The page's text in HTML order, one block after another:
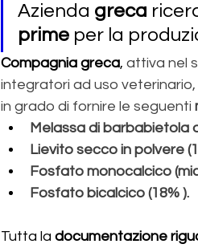
Azienda greca
prime per la
Compagnia greca, attiva nel
integratori ad uso veterinario,
in grado di fornire le seguenti
Melassa di barbabietola
Lievito secco in polvere
Fosfato monocalcico
Fosfato bicalcico (18% ).
Tutta la documentazione